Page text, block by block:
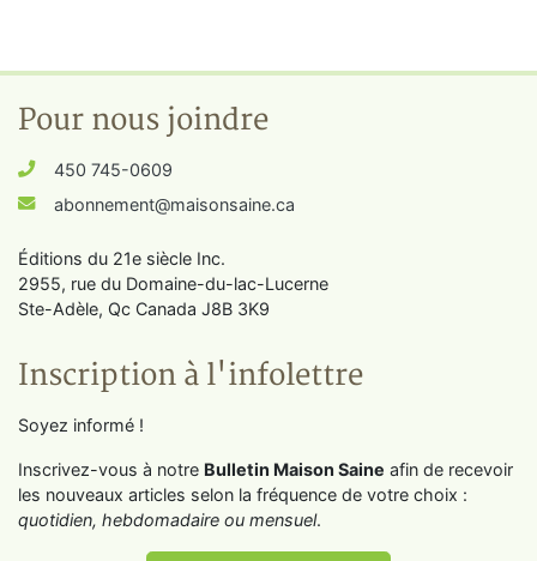
Pour nous joindre
450 745-0609
abonnement@maisonsaine.ca
Éditions du 21e siècle Inc.
2955, rue du Domaine-du-lac-Lucerne
Ste-Adèle, Qc Canada J8B 3K9
Inscription à l'infolettre
Soyez informé !
Inscrivez-vous à notre Bulletin Maison Saine afin de recevoir
les nouveaux articles selon la fréquence de votre choix :
quotidien, hebdomadaire ou mensuel.